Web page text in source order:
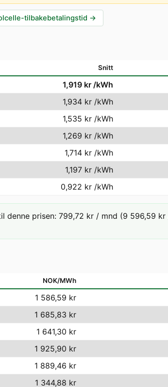
tilbakebetalingstid →
Snitt
1,919 kr /kWh
1,934 kr /kWh
1,535 kr /kWh
1,269 kr /kWh
1,714 kr /kWh
1,197 kr /kWh
0,922 kr /kWh
denne prisen: 799,72 kr / mnd (9 596,59 kr
NOK/MWh
1 586,59 kr
1 685,83 kr
1 641,30 kr
1 925,90 kr
1 889,46 kr
1 344,88 kr